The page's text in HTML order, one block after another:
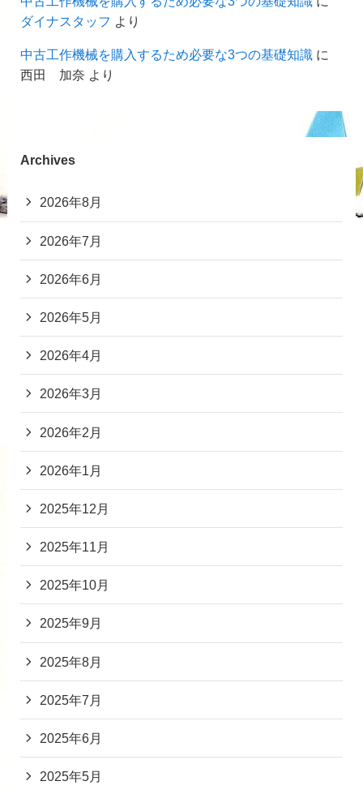
ダイナスタッフ より
中古工作機械を購入するため必要な3つの基礎知識に
西田 加奈 より
Archives
2026年8月
2026年7月
2026年6月
2026年5月
2026年4月
2026年3月
2026年2月
2026年1月
2025年12月
2025年11月
2025年10月
2025年9月
2025年8月
2025年7月
2025年6月
2025年5月